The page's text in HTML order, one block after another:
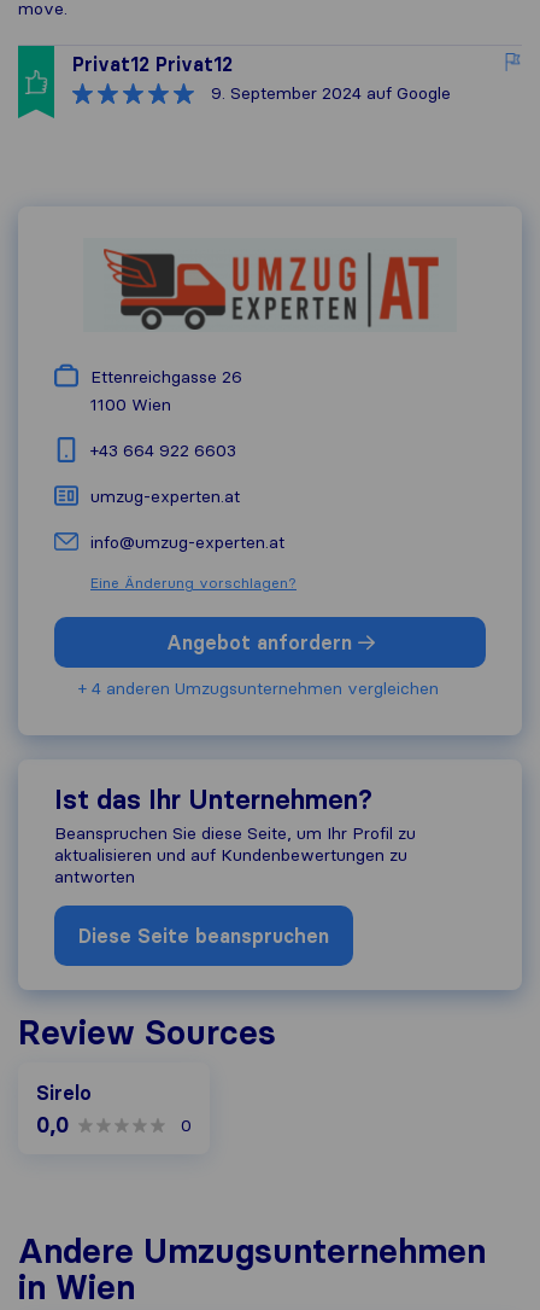
move.
Privat12 Privat12
9. September 2024 auf Google
Ettenreichgasse 26
1100 Wien
+43 664 922 6603
umzug-experten.at
info@umzug-experten.at
Eine Änderung vorschlagen?
Angebot anfordern
+ 4 anderen Umzugs​unternehmen vergleichen
Ist das Ihr Unternehmen?
Beanspruchen Sie diese Seite, um Ihr Profil zu
aktualisieren und auf Kundenbewertungen zu
antworten
Diese Seite beanspruchen
Review Sources
Sirelo
0,0 0
Andere Umzugs​unternehmen
in Wien